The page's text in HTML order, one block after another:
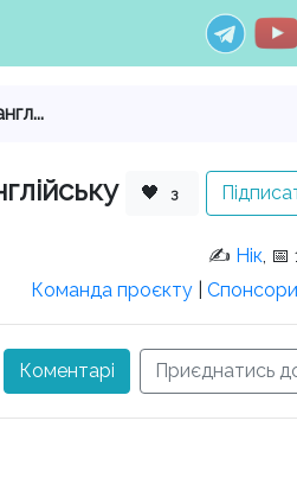
🖤 3
✍️ Нік, 📅
Команда проєкту
Коментарі Приєднатись